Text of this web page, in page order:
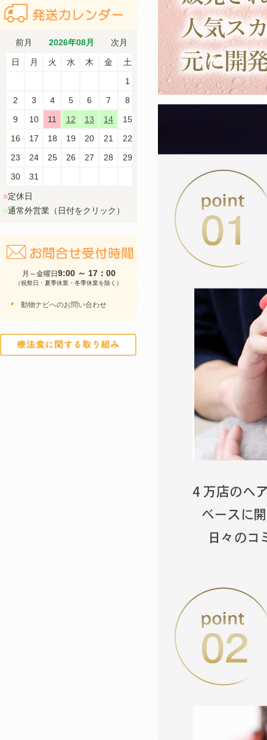
前月 次月
2026年08月
日 月 火 水 木 金
土
1
2
3 4 5 6 7
8
9
10 11 12 13 14
15
16
17 18 19 20 21
22
23
24 25 26 27 28
29
30
31
■定休日
■通常外営業（日付をクリック）
月～金曜日 9:00 ～ 17：00
（祝祭日・夏季休業・冬季休業を除く）
動物ナビへのお問い合わせ